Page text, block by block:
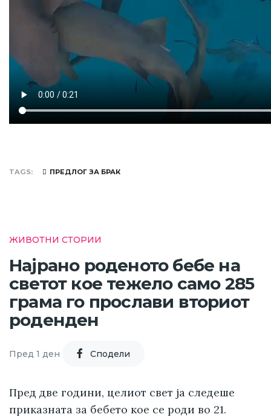
TAGS ПРЕДЛОГ ЗА БРАК
ЖИВОТНИ СТОРИИ
Најрано роденото бебе на
светот кое тежело само 285
грама го прослави вториот
роденден
Пред 1 ден Cподели
Пред две години, целиот свет ја следеше
приказната за бебето кое се роди во 21.